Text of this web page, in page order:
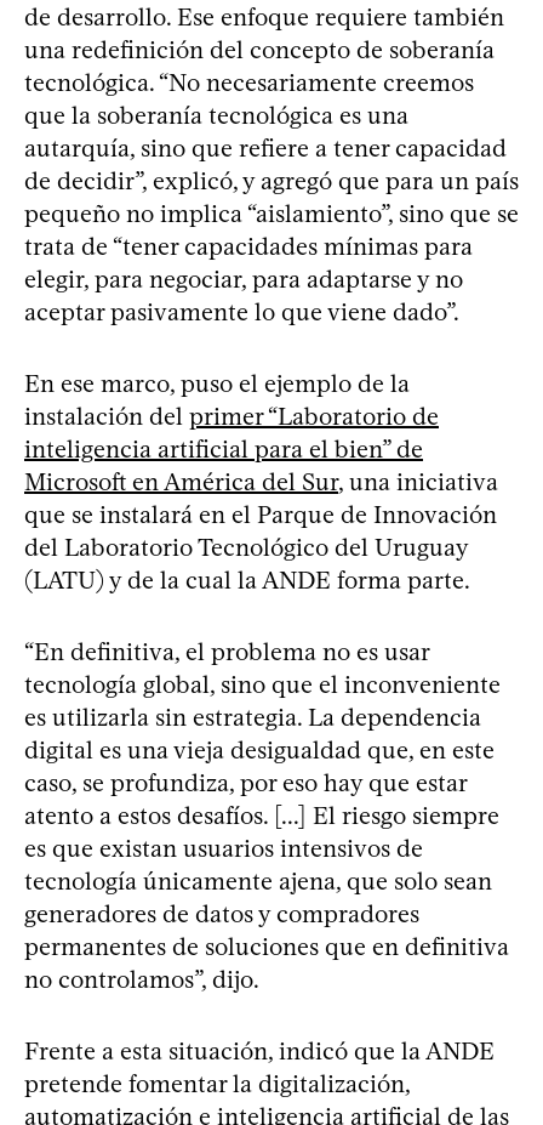
de desarrollo. Ese enfoque requiere también
una redefinición del concepto de soberanía
tecnológica. “No necesariamente creemos
que la soberanía tecnológica es una
autarquía, sino que refiere a tener capacidad
de decidir”, explicó, y agregó que para un país
pequeño no implica “aislamiento”, sino que se
trata de “tener capacidades mínimas para
elegir, para negociar, para adaptarse y no
aceptar pasivamente lo que viene dado”.
En ese marco, puso el ejemplo de la
instalación del primer “Laboratorio de
inteligencia artificial para el bien” de
Microsoft en América del Sur, una iniciativa
que se instalará en el Parque de Innovación
del Laboratorio Tecnológico del Uruguay
(LATU) y de la cual la ANDE forma parte.
“En definitiva, el problema no es usar
tecnología global, sino que el inconveniente
es utilizarla sin estrategia. La dependencia
digital es una vieja desigualdad que, en este
caso, se profundiza, por eso hay que estar
atento a estos desafíos. [...] El riesgo siempre
es que existan usuarios intensivos de
tecnología únicamente ajena, que solo sean
generadores de datos y compradores
permanentes de soluciones que en definitiva
no controlamos”, dijo.
Frente a esta situación, indicó que la ANDE
pretende fomentar la digitalización,
automatización e inteligencia artificial de las